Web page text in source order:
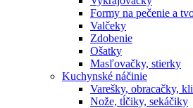
Formy na pečenie a
Valčeky
Zdobenie
Ošatky
Masľovačky, stierky
Kuchynské náčinie
Varešky, obracačky,
Nože, tĺčiky, sekáčiky